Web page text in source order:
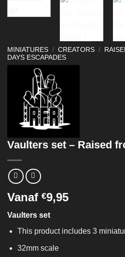
MINIATURES / CREATORS /
DAYS ESCAPADES
Vaulters set – Raised
Vanaf €9,95
Vaulters set
This product includes 3
32mm scale